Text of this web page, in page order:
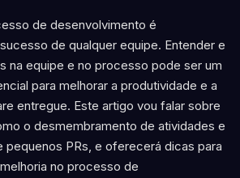
de desenvolvimento é
de qualquer equipe. Entender e
na equipe e no processo pode ser um
para melhorar a produtividade e a
entregue. Este artigo vou falar sobre
o desmembramento de atividades e
pequenos PRs, e oferecerá dicas para
no processo de